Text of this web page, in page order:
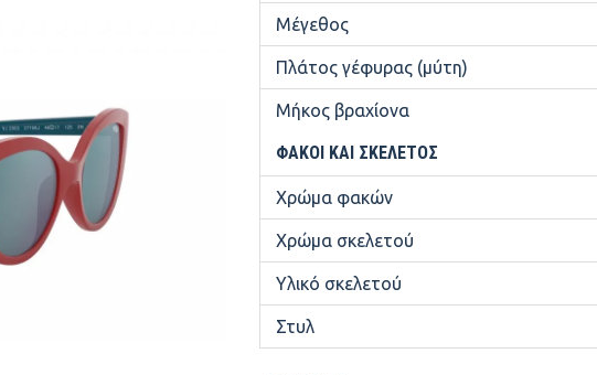
Μέγεθος
Πλάτος γέφυρας (μύτη)
Μήκος βραχίονα
ΦΑΚΟΊ ΚΑΙ ΣΚΕΛΕΤΌΣ
Χρώμα φακών
Χρώμα σκελετού
Υλικό σκελετού
Στυλ